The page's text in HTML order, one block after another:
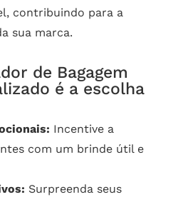
contribuindo para a
sua marca.
de Bagagem
é a escolha
Incentive a
com um brinde útil e
Surpreenda seus